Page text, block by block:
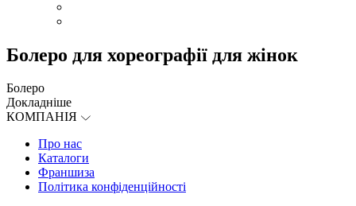
Болеро для хореографії для жінок
Болеро
Докладніше
КОМПАНІЯ
Про нас
Каталоги
Франшиза
Політика конфіденційності